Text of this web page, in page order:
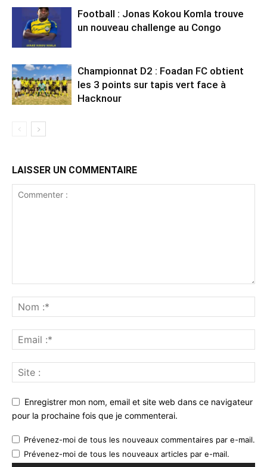
Football : Jonas Kokou Komla trouve
un nouveau challenge au Congo
Championnat D2 : Foadan FC obtient
les 3 points sur tapis vert face à
Hacknour
LAISSER UN COMMENTAIRE
Enregistrer mon nom, email et site web dans ce navigateur
pour la prochaine fois que je commenterai.
Prévenez-moi de tous les nouveaux commentaires par e-mail.
Prévenez-moi de tous les nouveaux articles par e-mail.